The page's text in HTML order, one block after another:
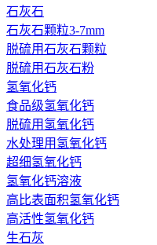
石灰石
石灰石颗粒3-7mm
脱硫用石灰石颗粒
脱硫用石灰石粉
氢氧化钙
食品级氢氧化钙
脱硫用氢氧化钙
水处理用氢氧化钙
超细氢氧化钙
氢氧化钙溶液
高比表面积氢氧化钙
高活性氢氧化钙
生石灰